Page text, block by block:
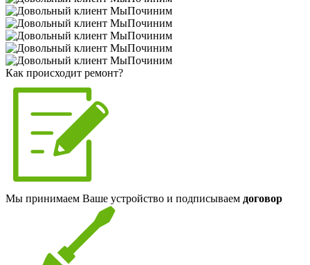
Как происходит ремонт?
Мы принимаем Ваше устройство и подписываем договор